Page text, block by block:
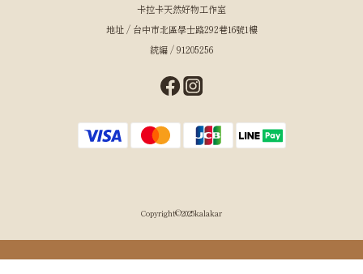
卡拉卡天然好物工作室
地址 / 台中市北區學士路292巷16號1樓
統編 / 91205256
Copyright©2025kalakar